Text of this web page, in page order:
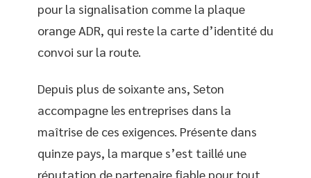
pour la signalisation comme la plaque
orange ADR, qui reste la carte d’identité du
convoi sur la route.
Depuis plus de soixante ans, Seton
accompagne les entreprises dans la
maîtrise de ces exigences. Présente dans
quinze pays, la marque s’est taillé une
réputation de partenaire fiable pour tout